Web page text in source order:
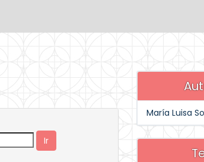
María Luisa